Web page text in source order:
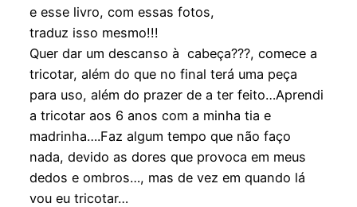
e esse livro, com essas fotos,
traduz isso mesmo!!!
Quer dar um descanso à cabeça???, comece a
tricotar, além do que no final terá uma peça
para uso, além do prazer de a ter feito…Aprendi
a tricotar aos 6 anos com a minha tia e
madrinha….Faz algum tempo que não faço
nada, devido as dores que provoca em meus
dedos e ombros…, mas de vez em quando lá
vou eu tricotar…